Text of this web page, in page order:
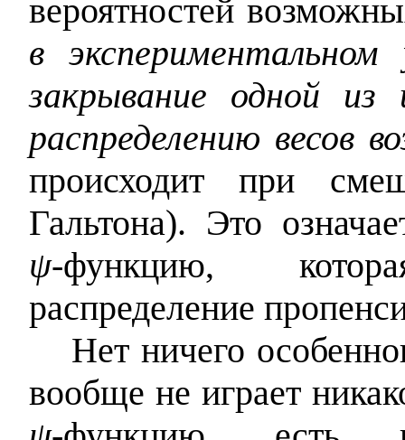
вероятностей
в
закрывание одной из
распределению весов
происходит при
Гальтона). Это
ψ‑функцию,
распределение
Нет ничего
вообще не играет